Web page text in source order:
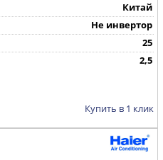
Китай
Не инвертор
25
2,5
Купить в 1 клик